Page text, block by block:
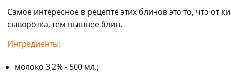
Самое интересное в рецепте этих блинов это то, что от
сыворотка, тем пышнее блин.
Ингредиенты:
молоко 3,2% - 500 мл.;